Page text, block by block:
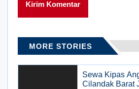
MORE STORIES
Sewa Kipas
Cilandak Barat